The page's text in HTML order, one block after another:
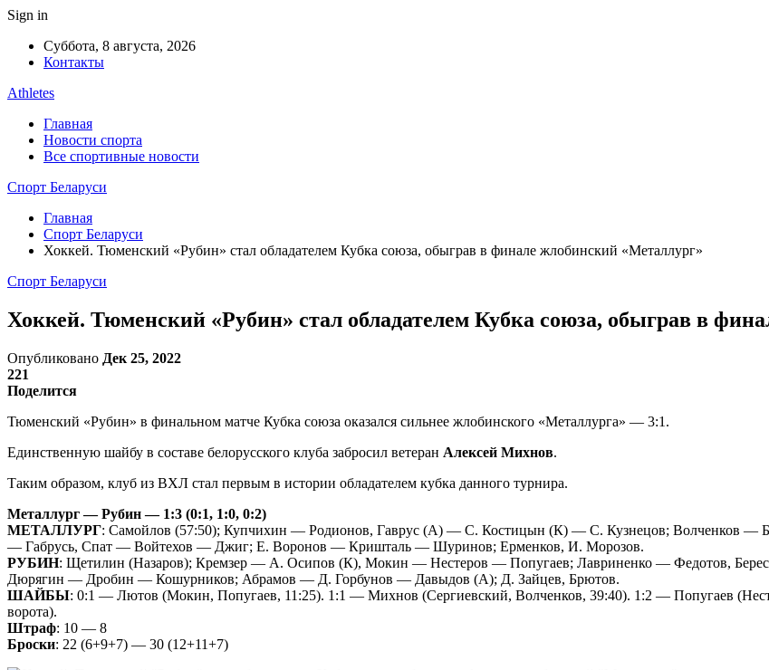
Sign in
Суббота, 8 августа, 2026
Контакты
Athletes
Главная
Новости спорта
Все спортивные новости
Спорт Беларуси
Главная
Спорт Беларуси
Хоккей. Тюменский «Рубин» стал обладателем Кубка союза, обыграв в финале жлобинский «Металлург»
Спорт Беларуси
Хоккей. Тюменский «Рубин» стал обладателем Кубка союза, обыграв в
Опубликовано Дек 25, 2022
221
Поделится
Тюменский «Рубин» в финальном матче Кубка союза оказался сильнее жлобинского «Металлурга» — 3:1.
Единственную шайбу в составе белорусского клуба забросил ветеран Алексей Михнов.
Таким образом, клуб из ВХЛ стал первым в истории обладателем кубка данного турнира.
Металлург — Рубин — 1:3 (0:1, 1:0, 0:2)
МЕТАЛЛУРГ: Самойлов (57:50); Купчихин — Родионов, Гаврус (А) — С. Костицын (К) — С. Кузнецов; Волченков
— Габрусь, Спат — Войтехов — Джиг; Е. Воронов — Кришталь — Шуринов; Ерменков, И. Морозов.
РУБИН: Щетилин (Назаров); Кремзер — А. Осипов (К), Мокин — Нестеров — Попугаев; Лавриненко — Федотов,
Дюрягин — Дробин — Кошурников; Абрамов — Д. Горбунов — Давыдов (А); Д. Зайцев, Брютов.
ШАЙБЫ: 0:1 — Лютов (Мокин, Попугаев, 11:25). 1:1 — Михнов (Сергиевский, Волченков, 39:40). 1:2 — Попугаев
ворота).
Штраф: 10 — 8
Броски: 22 (6+9+7) — 30 (12+11+7)